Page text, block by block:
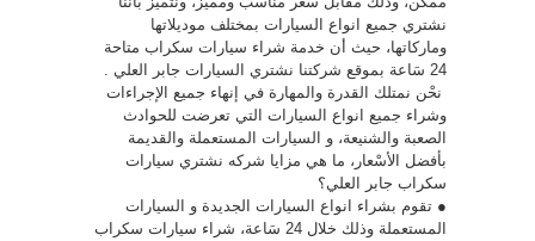
نشتري جميع انواع السيارات بمختلف موديلاتها
وماركاتها، حيث أن خدمة شراء سيارات سكراب متاحة
24 سَاعة بموقع شركتنا نشتري السيارات جابر العلي .
نحْن نمتلك القدرة والمهارة في إنهاء جميع الإجراءات
وشراء جميع انواع السيارات التي تعرضت للحوادث
الصعبة والشنيعة، و السيارات المستعملة والقديمة
بأفضل الأسْعار، ما هي مزايا شركه نشتري سيارات
سكراب جابر العلي؟
● تقوم بشراء انواع السيارات الجديدة و السيارات
المستعملة وذلك خلال 24 سَاعة، شراء سيارات سكراب